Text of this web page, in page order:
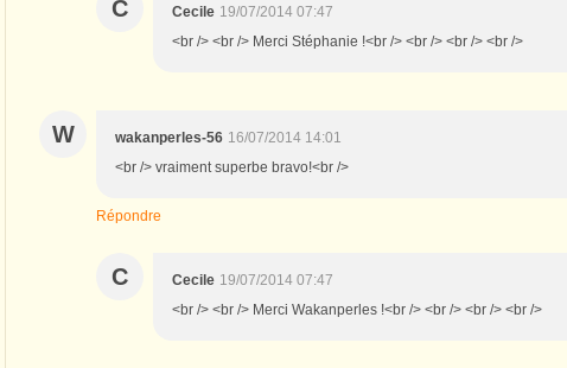
C Cecile 19/07/2014 07:47
<br /> <br /> Merci Stéphanie !<br /> <br /> <br /> <br />
W wakanperles-56 16/07/2014 14:01
<br /> vraiment superbe bravo!<br />
Répondre
C Cecile 19/07/2014 07:47
<br /> <br /> Merci Wakanperles !<br /> <br /> <br /> <br />